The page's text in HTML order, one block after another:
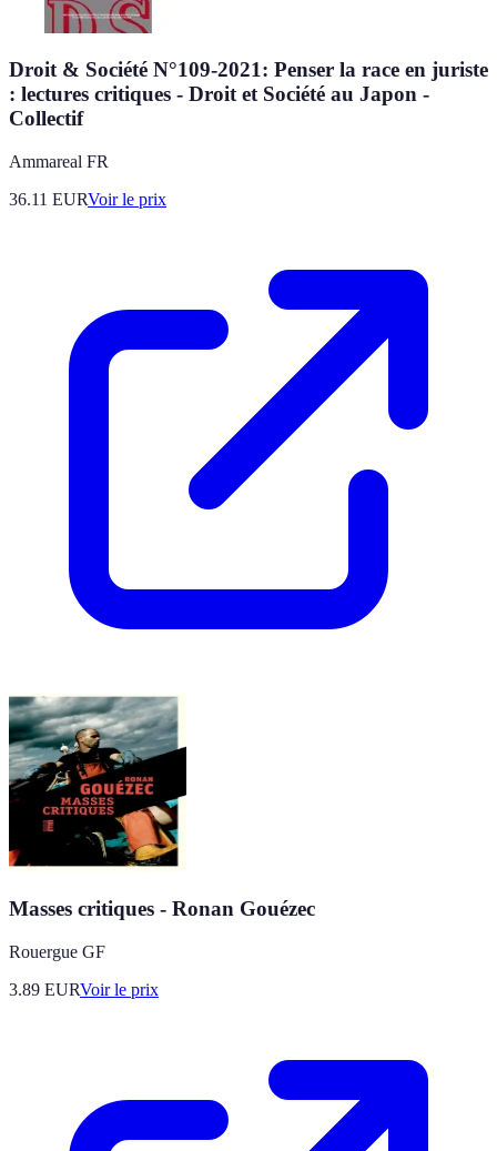
Droit & Société N°109-2021: Penser la race en juriste
: lectures critiques - Droit et Société au Japon -
Collectif
Ammareal FR
36.11 EURVoir le prix
Masses critiques - Ronan Gouézec
Rouergue GF
3.89 EURVoir le prix